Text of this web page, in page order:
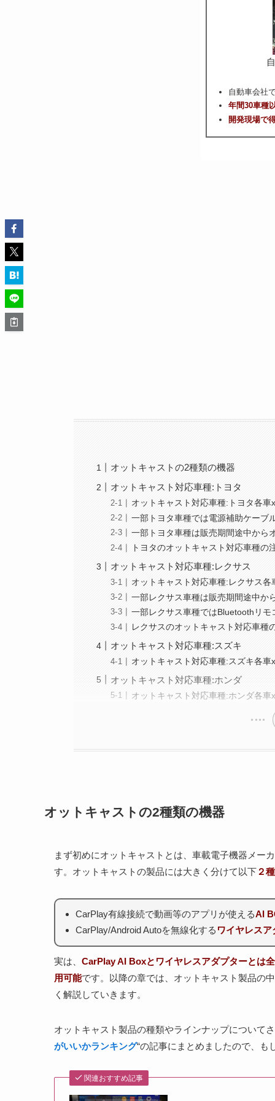
自動車会社
年間30車種
開発現場で
オットキャストの2種類の機器
オットキャスト対応車種:トヨタ
オットキャスト対応車種:トヨタ各車
一部トヨタ車種では電源補助ケーブ
一部トヨタ車種は販売期間途中から
トヨタのオットキャスト対応車種の
オットキャスト対応車種:レクサス
オットキャスト対応車種:レクサス各
一部レクサス車種は販売期間途中か
一部レクサス車種ではBluetoothリモ
レクサスのオットキャスト対応車種
オットキャスト対応車種:スズキ
オットキャスト対応車種:スズキ各車
オットキャスト対応車種:ホンダ
オットキャスト対応車種:ホンダ各車
オットキャストの2種類の機器
まず初めにオットキャストとは、車載電子機器メー
す。オットキャストの製品には大きく分けて以下 ２
CarPlay有線接続で動画等のアプリが使えるAI
CarPlay/Android Autoを無線化する ワイヤレス
実は、 CarPlay AI Boxとワイヤレスアダプターとは
用可能です。以降の章では、オットキャスト製品の中
く解説していきます。
オットキャスト製品の種類やラインナップについて
がいいかランキング“の記事にまとめましたので、も
関連おすすめ記事